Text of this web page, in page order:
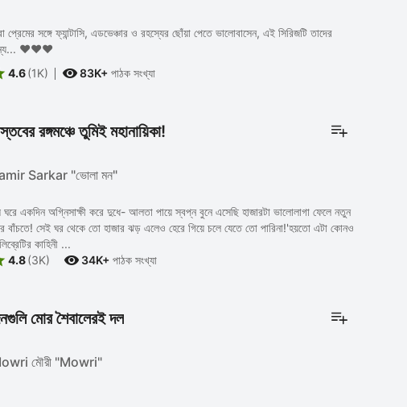
প্রেমের সঙ্গে ফ্যান্টাসি, এডভেঞ্চার ও রহস্যের ছোঁয়া পেতে ভালোবাসেন, এই সিরিজটি তাদের
❤❤❤
4.6(1K) 83K+ পাঠক সংখ্যা
রঙ্গমঞ্চে তুমিই মহানায়িকা!
Sarkar "ভোলা মন"
ঘরে একদিন অগ্নিসাক্ষী করে দুধে- আলতা পায়ে স্বপ্ন বুনে এসেছি হাজারটা ভালোলাগা ফেলে নতুন
বাঁচতে! সেই ঘর থেকে তো হাজার ঝড় এলেও হেরে গিয়ে চলে যেতে তো পারিনা!'হয়তো এটা কোনও
কাহিনী ...
4.8(3K)  34K+ পাঠক সংখ্যা
মোর শৈবালেরই দল
মৌরী "Mowri"